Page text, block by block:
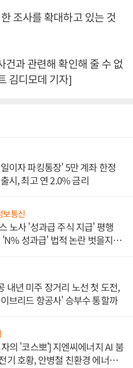
조사를 확대하고 있는 것
건과 관련해 확인해 줄 수 없
김디모데 기자]
이자 파킹통장' 5만 계좌 한정
시, 최고 연 2.0% 금리
보통신
노사 '성과급 주식 지급' 평행
성과급' 법적 논란 벗을지 주
내년 미주 장거리 노선 첫 도전,
브리드 항공사' 승부수 통할까
의 '코스뽀'] 지엔씨에너지 AI 붐
기 호황, 안병철 친환경 에너지